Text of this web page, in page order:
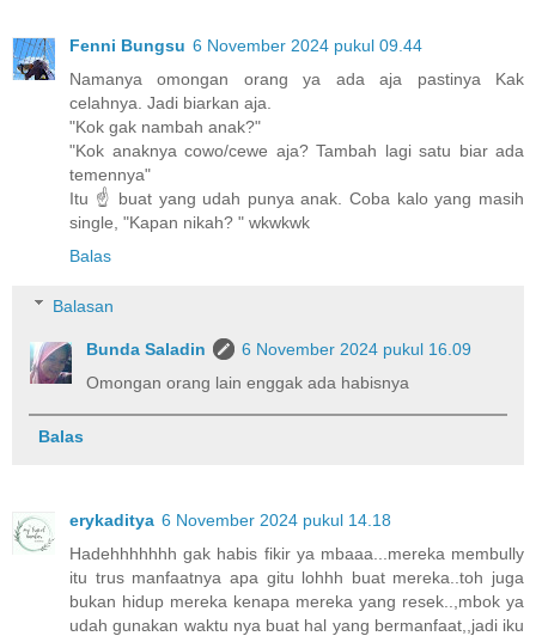
Fenni Bungsu 6 November 2024 pukul 09.44
Namanya omongan orang ya ada aja pastinya Kak
celahnya. Jadi biarkan aja.
"Kok gak nambah anak?"
"Kok anaknya cowo/cewe aja? Tambah lagi satu biar ada
temennya"
Itu ☝ buat yang udah punya anak. Coba kalo yang masih
single, "Kapan nikah? " wkwkwk
Balas
Balasan
Bunda Saladin
6 November 2024 pukul 16.09
Omongan orang lain enggak ada habisnya
Balas
erykaditya 6 November 2024 pukul 14.18
Hadehhhhhhh gak habis fikir ya mbaaa...mereka membully
itu trus manfaatnya apa gitu lohhh buat mereka..toh juga
bukan hidup mereka kenapa mereka yang resek..,mbok ya
udah gunakan waktu nya buat hal yang bermanfaat,,jadi iku